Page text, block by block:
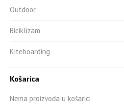
Outdoor
Biciklizam
Kiteboarding
Košarica
Nema proizvoda u košarici